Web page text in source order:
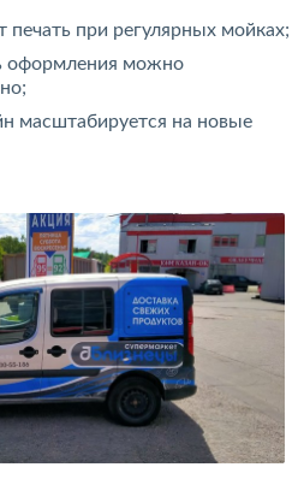
при регулярных мойках;
оформления можно
масштабируется на новые